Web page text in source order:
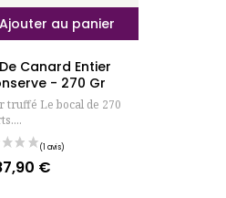
Ajouter au panier
Canard Entier
- 270 Gr
truffé Le bocal de 270
€